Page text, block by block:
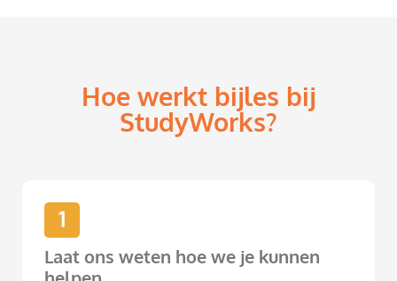
Hoe werkt bijles bij
StudyWorks?
1
Laat ons weten hoe we je kunnen